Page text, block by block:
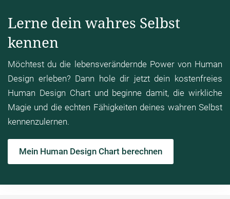
Lerne dein wahres Selbst
kennen
Möchtest du die lebensverändernde Power von Human
Design erleben? Dann hole dir jetzt dein kostenfreies
Human Design Chart und beginne damit, die wirkliche
Magie und die echten Fähigkeiten deines wahren Selbst
kennenzulernen.
Mein Human Design Chart berechnen